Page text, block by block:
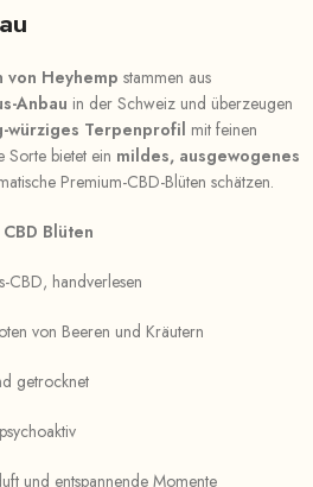
von Heyhemp stammen aus
Anbau in der Schweiz und überzeugen
würziges Terpenprofil mit feinen
Sorte bietet ein mildes, ausgewogenes
Premium-CBD-Blüten schätzen.
Blüten
CBD, handverlesen
von Beeren und Kräutern
getrocknet
und entspannende Momente